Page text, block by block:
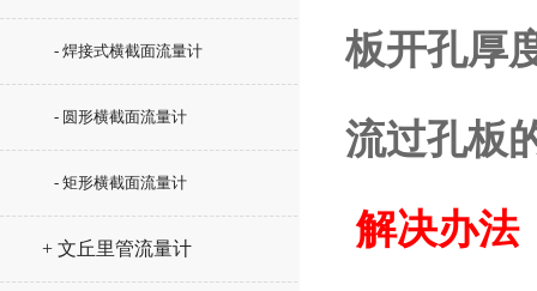
- 焊接式横截面流量计
- 圆形横截面流量计
- 矩形横截面流量计
+ 文丘里管流量计
板开孔厚
流过孔板
解决办法